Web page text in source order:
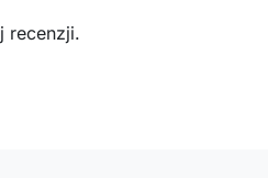
recenzji.